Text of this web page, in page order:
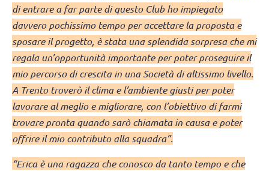
di entrare a far parte di questo Club ho impiegato
davvero pochissimo tempo per accettare la proposta e
sposare il progetto, è stata una splendida sorpresa che mi
regala un’opportunità importante per poter proseguire il
mio percorso di crescita in una Società di altissimo livello.
A Trento troverò il clima e l’ambiente giusti per poter
lavorare al meglio e migliorare, con l’obiettivo di farmi
trovare pronta quando sarò chiamata in causa e poter
offrire il mio contributo alla squadra”.
“Erica è una ragazza che conosco da tanto tempo e che